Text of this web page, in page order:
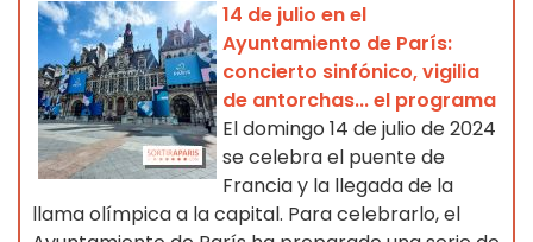
14 de julio en el
Ayuntamiento de París:
concierto sinfónico, vigilia
de antorchas... el programa
El domingo 14 de julio de 2024
se celebra el puente de
Francia y la llegada de la
llama olímpica a la capital. Para celebrarlo, el